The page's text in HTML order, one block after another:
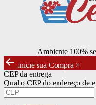
Ambiente 100%
arrow_back Inicie sua Compra ×
CEP da entrega
Qual o CEP do endereço de